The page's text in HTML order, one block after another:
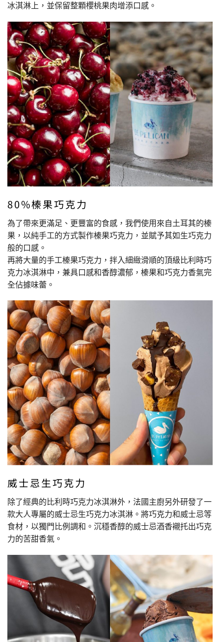
冰淇淋上，並保留整顆櫻桃果肉增添口感。
80%榛果巧克力
為了帶來更滿足、更豐富的食感，我們使用來自土耳其的榛
果，以純手工的方式製作榛果巧克力，並賦予其如生巧克力
般的口感。
再將大量的手工榛果巧克力，拌入細緻滑順的頂級比利時巧
克力冰淇淋中，兼具口感和香醇濃郁，榛果和巧克力香氣完
全佔據味蕾。
威士忌生巧克力
除了經典的比利時巧克力冰淇淋外，法國主廚另外研發了一
款大人專屬的威士忌生巧克力冰淇淋。將巧克力和威士忌等
食材，以獨門比例調和。沉穩香醇的威士忌酒香襯托出巧克
力的苦甜香氣。